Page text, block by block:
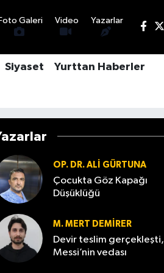
Foto Galeri Video Yazarlar
Siyaset Yurttan Haberler
OP. DR. ALI GÜRTUNA
Çocukta Göz Kapağı
Düşüklüğü
M. MERT DEMIRER
Devir teslim gerçekleşti,
Messi’nin vedası